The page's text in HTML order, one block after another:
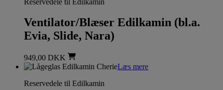
Ventilator/Blæser Edilkamin (bl.a.
Evia, Slide, Nara)
949,00 DKK
Læs mere
Reservedele til Edilkamin